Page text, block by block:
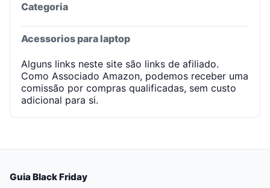
Categoria
Acessorios para laptop
Alguns links neste site são links de afiliado.
Como Associado Amazon, podemos receber uma
comissão por compras qualificadas, sem custo
adicional para si.
Guia Black Friday